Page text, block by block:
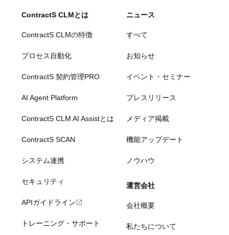
ContractS CLMとは
ContractS CLMの特徴
プロセス自動化
ContractS 契約管理PRO
AI Agent Platform
ContractS CLM AI Assistとは
ContractS SCAN
システム連携
セキュリティ
APIガイドライン
トレーニング・サポート
ニュース
すべて
お知らせ
イベント・セミナー
プレスリリース
メディア掲載
機能アップデート
ノウハウ
運営会社
会社概要
私たちについて